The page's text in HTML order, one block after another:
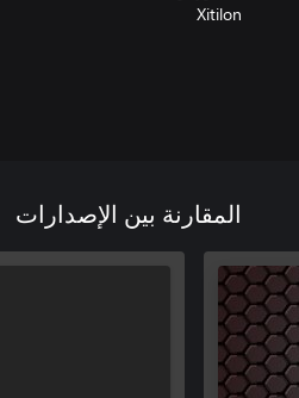
Xitilon
المقارنة بين الإصدارات